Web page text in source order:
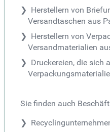
Herstellern von
Versandtaschen aus
Herstellern von
Versandmaterialien
Druckereien, die sich
Sie finden auch